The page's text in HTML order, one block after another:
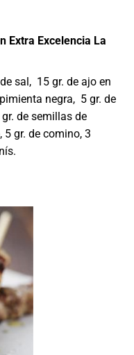
Extra Excelencia La
sal, 15 gr. de ajo en
negra, 5 gr. de
de semillas de
5 gr. de comino, 3